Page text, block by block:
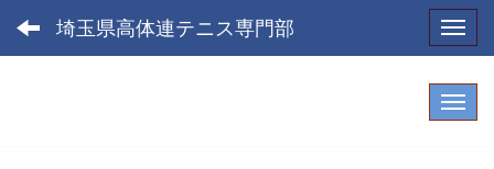
埼玉県高体連テニス専門部